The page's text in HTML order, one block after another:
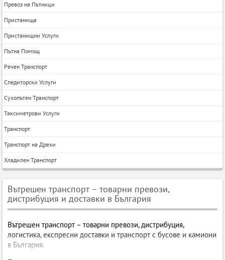
Превоз на Пътници
Пристанища
Пристанищни Услуги
Пътна Помощ
Речен Транспорт
Спедиторски Услуги
Сухопътен Транспорт
Таксиметрови Услуги
Транспорт
Транспорт на Дрехи
Хладилен Транспорт
Вътрешен транспорт – товарни превози,
дистрибуция и доставки в България
Вътрешен транспорт – товарни превози, дистрибуция,
логистика, експресни доставки и транспорт с бусове и камиони
в България.